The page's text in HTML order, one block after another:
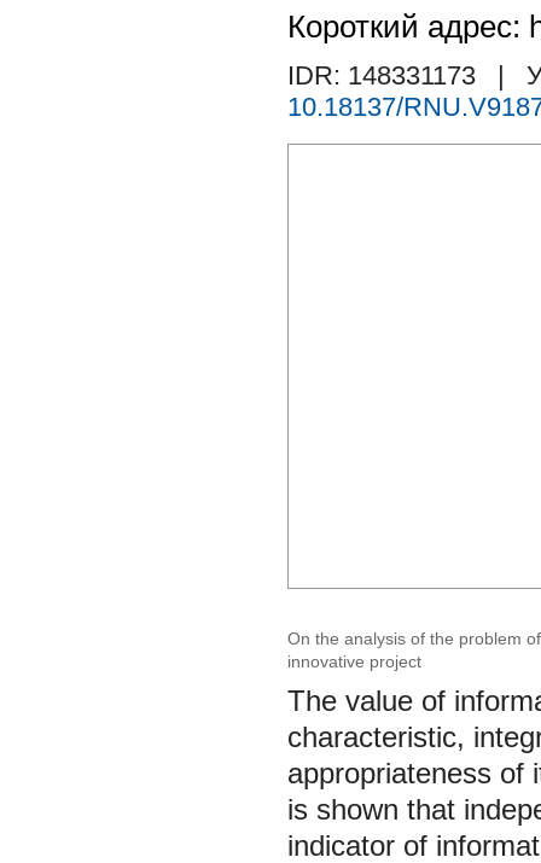
Короткий адрес:
IDR: 148331173
|
10.18137/
On the analysis of the problem
innovative project
The value of
characteristic,
appropriateness of
is shown that
indicator of